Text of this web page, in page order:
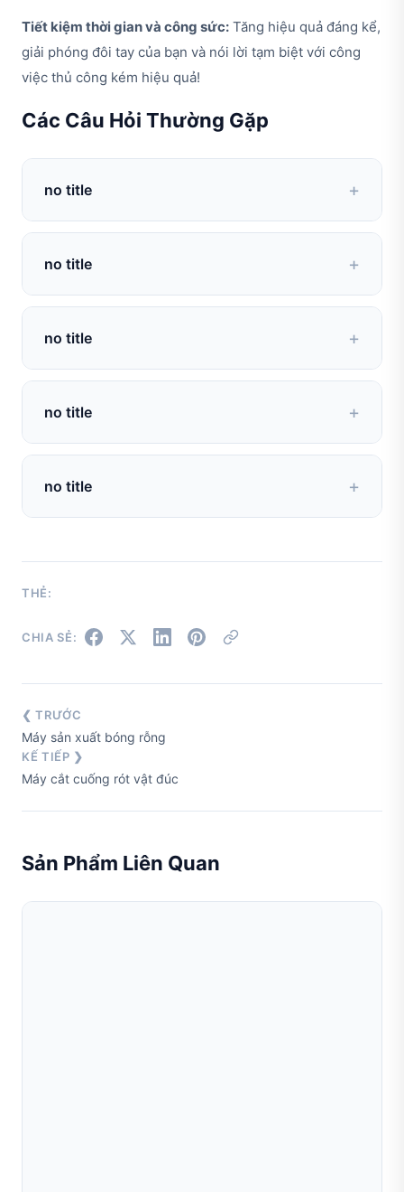
Tiết kiệm thời gian và công sức: Tăng hiệu quả đáng kể,
giải phóng đôi tay của bạn và nói lời tạm biệt với công
việc thủ công kém hiệu quả!
Các Câu Hỏi Thường Gặp
no title
no data
no title
no data
no title
no data
no title
no data
no title
THẺ:
CHIA SẺ:
❮ TRƯỚC
Máy sản xuất bóng rỗng
KẾ TIẾP ❯
Máy cắt cuống rót vật đúc
Sản Phẩm Liên Quan